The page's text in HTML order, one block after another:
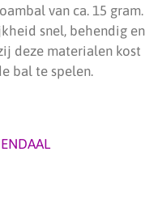
van ca. 15 gram.
snel, behendig en
deze materialen kost
bal te spelen.